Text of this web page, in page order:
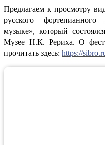
Предлагаем к просмотру
русского
музыке», который
Музее Н.К. Рериха. О
прочитать здесь: https://